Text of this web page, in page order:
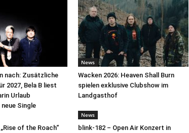
nach: Zusätzliche
2027, Bela B liest
Urlaub
Single
News
Wacken 2026: Heaven Shall Burn
spielen exklusive Clubshow im
Landgasthof
of the Roach“
News
blink-182 – Open Air Konzert in